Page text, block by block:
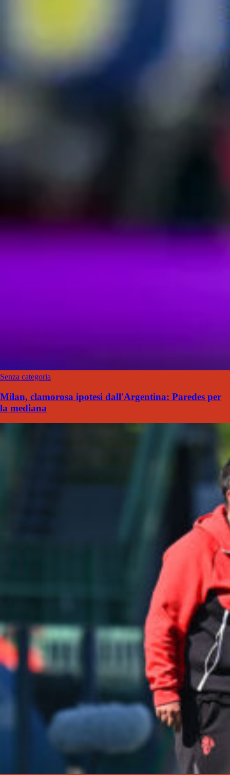
Senza categoria
Milan, clamorosa ipotesi dall'Argentina: Paredes per
la mediana